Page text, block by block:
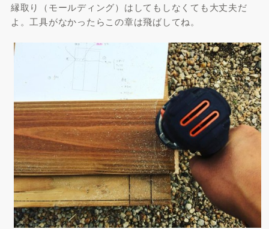
縁取り（モールディング）はしてもしなくても大丈夫だ
よ。工具がなかったらこの章は飛ばしてね。